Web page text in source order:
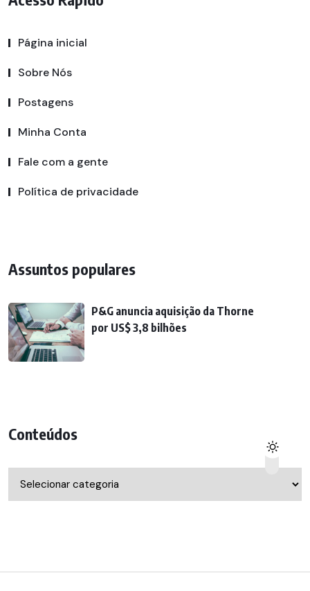
Página inicial
Sobre Nós
Postagens
Minha Conta
Fale com a gente
Política de privacidade
Assuntos populares
P&G anuncia aquisição da Thorne
por US$ 3,8 bilhões
Conteúdos